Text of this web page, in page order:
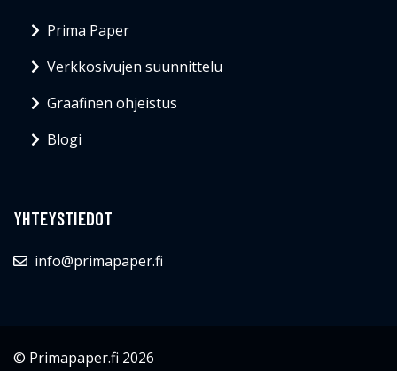
Prima Paper
Verkkosivujen suunnittelu
Graafinen ohjeistus
Blogi
YHTEYSTIEDOT
info@primapaper.fi
© Primapaper.fi 2026